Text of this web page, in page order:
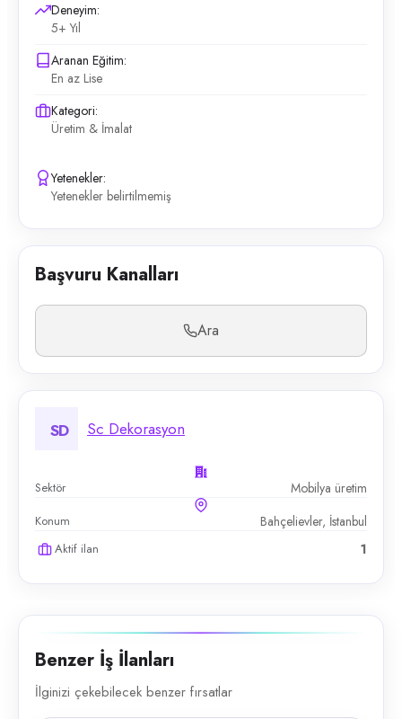
Deneyim:
5+ Yıl
Aranan Eğitim:
En az Lise
Kategori:
Üretim & İmalat
Yetenekler:
Yetenekler belirtilmemiş
Başvuru Kanalları
Ara
SD Sc Dekorasyon
Sektör Mobilya üretim
Konum Bahçelievler, İstanbul
Aktif ilan 1
Benzer İş İlanları
İlginizi çekebilecek benzer fırsatlar